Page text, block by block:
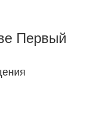
Первый